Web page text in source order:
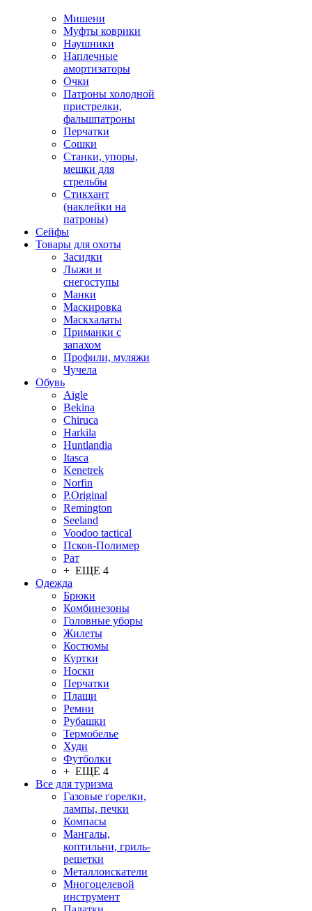
Мишени
Муфты коврики
Наушники
Наплечные
амортизаторы
Очки
Патроны холодной
пристрелки,
фальшпатроны
Перчатки
Сошки
Станки, упоры,
мешки для
стрельбы
Стикхант
(наклейки на
патроны)
Сейфы
Товары для охоты
Засидки
Лыжи и
снегоступы
Манки
Маскировка
Маскхалаты
Приманки с
запахом
Профили, муляжи
Чучела
Обувь
Aigle
Bekina
Chiruсa
Harkila
Huntlandia
Itasca
Kenetrek
Norfin
P.Original
Remington
Seeland
Voodoo tactical
Псков-Полимер
Рат
+ ЕЩЕ 4
Одежда
Брюки
Комбинезоны
Головные уборы
Жилеты
Костюмы
Куртки
Носки
Перчатки
Плащи
Ремни
Рубашки
Термобелье
Худи
Футболки
+ ЕЩЕ 4
Все для туризма
Газовые горелки,
лампы, печки
Компасы
Мангалы,
коптильни, гриль-
решетки
Металлоискатели
Многоцелевой
инструмент